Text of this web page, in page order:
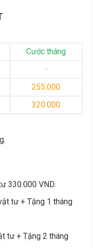
Cước tháng
-
255.000
320.000
330.000 VND.
tư + Tặng 1 tháng
tư + Tặng 2 tháng